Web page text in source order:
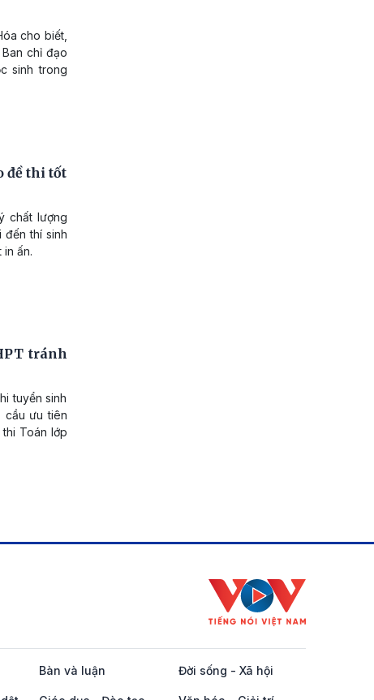
cho biết,
chỉ đạo
sinh trong
đề thi tốt
chất lượng
thí sinh
ấn.
tránh
tuyển sinh
cầu ưu tiên
Toán lớp
Bàn và luận Đời sống - Xã hội